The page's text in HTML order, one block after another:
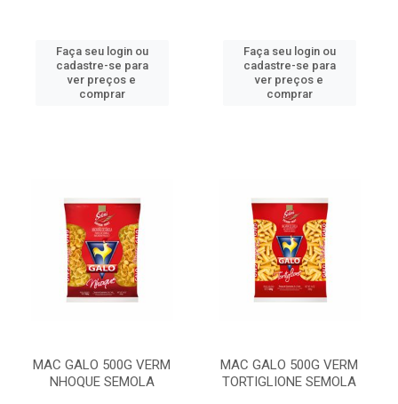
Faça seu login ou
cadastre-se para
ver preços e
comprar
Faça seu login ou
cadastre-se para
ver preços e
comprar
MAC GALO 500G VERM
NHOQUE SEMOLA
MAC GALO 500G VERM
TORTIGLIONE SEMOLA